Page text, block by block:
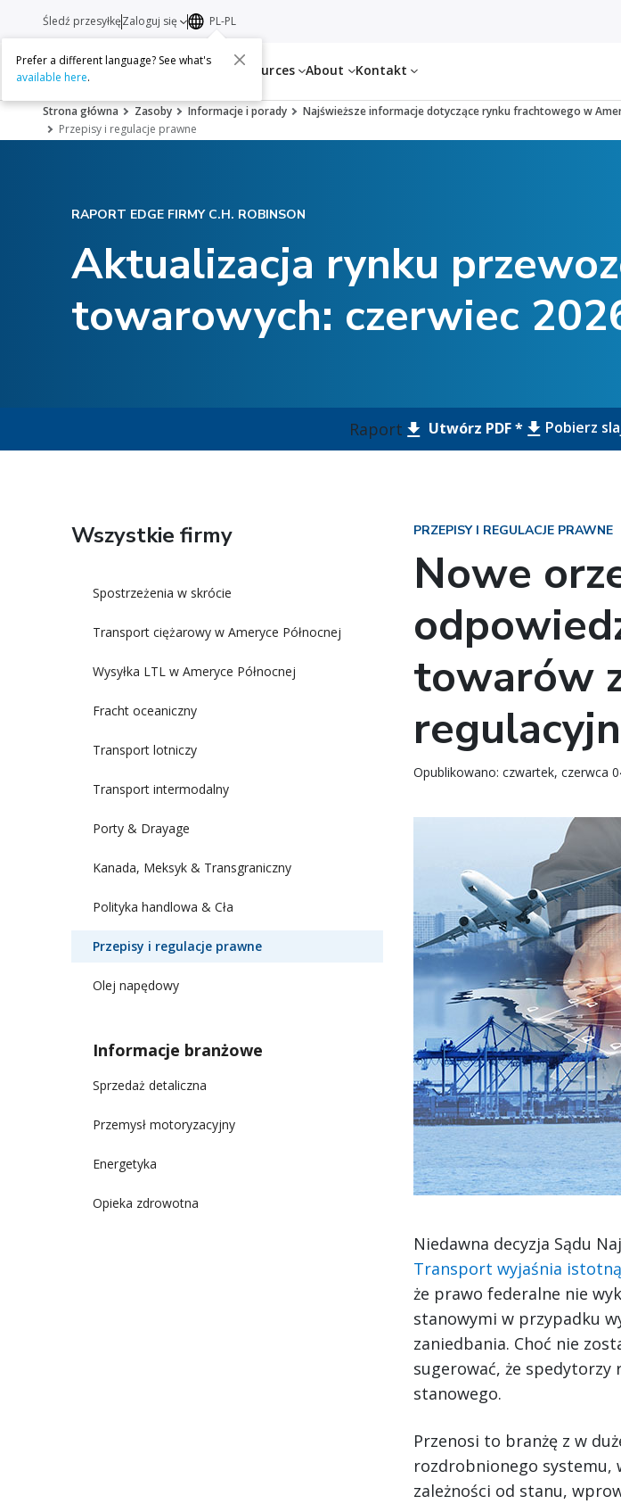
Services Resources About Kontakt
Śledź przesyłkęZaloguj się PL-PL
Prefer a different language? See what's
available here.
Strona główna Zasoby Informacje i porady Najświeższe informacje dotyczące rynku frachtowego w
Przepisy i regulacje prawne
RAPORT EDGE FIRMY C.H. ROBINSON
Aktualizacja rynku
towarowych: czerwiec
Raport Utwórz PDF * Pobierz
Wszystkie firmy
Spostrzeżenia w skrócie
Transport ciężarowy w Ameryce Północnej
Wysyłka LTL w Ameryce Północnej
Fracht oceaniczny
Transport lotniczy
Transport intermodalny
Porty & Drayage
Kanada, Meksyk & Transgraniczny
Polityka handlowa & Cła
Przepisy i regulacje prawne
Olej napędowy
Informacje branżowe
Sprzedaż detaliczna
Przemysł motoryzacyjny
Energetyka
Opieka zdrowotna
PRZEPISY I REGULACJE PRAWNE
Nowe
towarów
Opublikowano: czwartek, czerwca
Niedawna decyzja Sądu
Transport wyjaśnia
że prawo federalne nie
stanowymi w przypadku
zaniedbania. Choć nie
sugerować, że
stanowego.
Przenosi to branżę z w
rozdrobnionego systemu,
zależności od stanu,